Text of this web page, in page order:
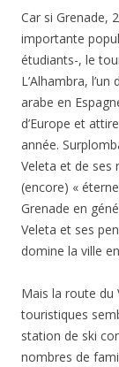
Car si Grenade,
importante
étudiants-, le
L’Alhambra,
arabe en
d’Europe et
année.
Veleta et de ses
(encore) «
Grenade en
Veleta et ses
domine la ville
Mais la route du
touristiques
station de ski
nombres de